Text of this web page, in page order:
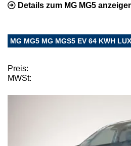
Details zum MG MG5
MG MG5 MG MGS5 EV 64 KWH
Preis:
MWSt: